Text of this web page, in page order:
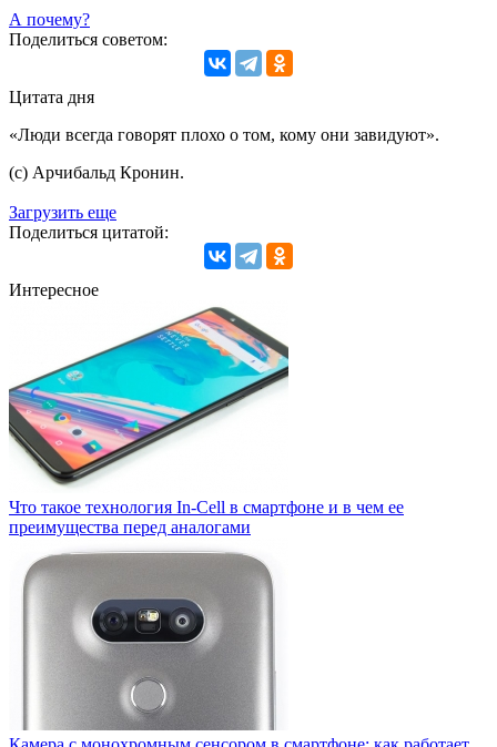
А почему?
Поделиться советом:
Цитата дня
«Люди всегда говорят плохо о том, кому они завидуют».
(с) Арчибальд Кронин.
Загрузить еще
Поделиться цитатой:
Интересное
Что такое технология In-Cell в смартфоне и в чем ее
преимущества перед аналогами